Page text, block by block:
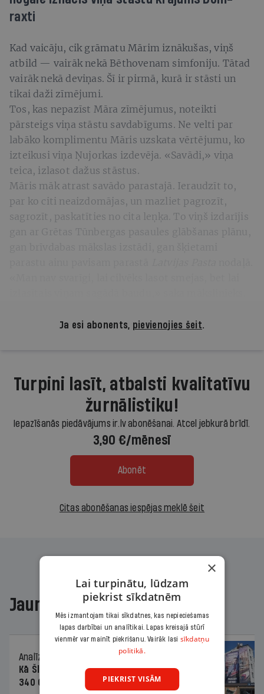
raxti
Kad vaicāju, cik grāmatu Mārim iznākušas, viņš
atbild — vairāk nekā Bēthovenam simfoniju. Tātad
vairāk nekā deviņas. Šī ir pirmā, kurā ir stāsti un
tikai daži zīmējumi.
Tos, kas nepazīst Māra zīmējumus, noteikti
pārsteigs viņa stāstu savdabīgums. Ne velti par
labāko komplimentu Māris uzskata vērtējumu, ko
izteikusi viņa Ņujorkas izdevēja. «Savādi,» viņa
teica, izlasot dažus stāstus.
Māris māk atrast savādo parastajā. Ieraudzīt to,
par ko citi neaizdomājas, un mazliet pagrozīt,
sagrozīt, paskatīties no cita leņķa. To viņš izdarījis
gan ar Grētas Tūnbergas pasaules glābšanas plānu,
Ja esi abonents, pievienojies šeit.
Turpini lasīt, atbalsti kvalitatīvu
žurnālistiku!
Iepazīšanās piedāvājums ir.lv abonēšanai. Atcel jebkurā brīdī.
3,90 €/mēnesī
Abonēt
Citas abonēšanas iespējas meklē šeit
Jaunākajā žurnālā
Analīze
Kā Šlesera partija palika nesodīta par
340 000 vērtu reklāmas kampaņu
×
Lai turpinātu, lūdzam
piekrist sīkdatnēm
Mēs izmantojam tikai sīkdatnes, kas nepieciešamas
lapas darbībai un analītikai. Lapas kreisajā stūrī
vienmēr var mainīt piekrišanu. Vairāk lasi sīkdatņu
politikā.
PIEKRIST VISĀM